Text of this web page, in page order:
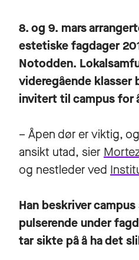
8. og 9. mars
estetiske fagdager
Notodden.
videregående klasser
invitert til campus for
– Åpen dør er viktig,
ansikt utad, sier
og nestleder ved
Han beskriver
pulserende under
tar sikte på å ha det